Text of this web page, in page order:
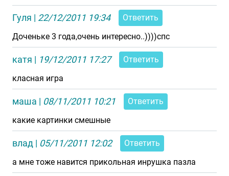
Гуля | 22/12/2011 19:34
Ответить
Доченьке 3 года,очень интересно..))))спс
катя | 19/12/2011 17:27
Ответить
класная игра
маша | 08/11/2011 10:21
Ответить
какие картинки смешные
влад | 05/11/2011 12:02
Ответить
а мне тоже навится прикольная инрушка пазла